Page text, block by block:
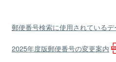
郵便番号検索に使用されているデ
2025年度版郵便番号の変更案内